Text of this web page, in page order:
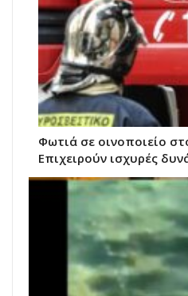
Φωτιά σε οινοποιείο
Επιχειρούν ισχυρές